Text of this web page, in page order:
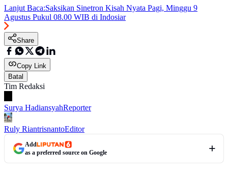
Lanjut Baca:Saksikan Sinetron Kisah Nyata Pagi, Minggu 9
Agustus Pukul 08.00 WIB di Indosiar
Share
Copy Link
Batal
Tim Redaksi
Surya HadiansyahReporter
Ruly RiantrisnantoEditor
Add
as a preferred source on Google